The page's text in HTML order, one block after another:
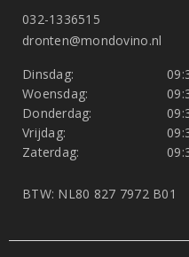
032-1336515
dronten@mondovino.nl
Dinsdag:
Woensdag:
Donderdag:
Vrijdag:
Zaterdag:
BTW: NL80 827 7972 B01